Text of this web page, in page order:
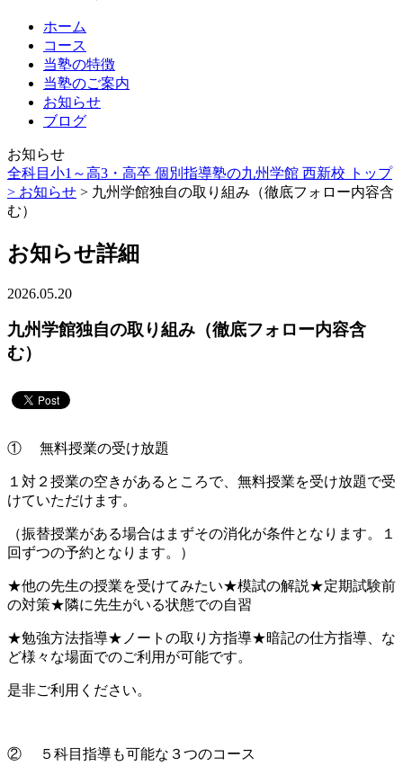
ホーム
コース
当塾の特徴
当塾のご案内
お知らせ
ブログ
お知らせ
全科目小1～高3・高卒 個別指導塾の九州学館 西新校 トップ
> お知らせ > 九州学館独自の取り組み（徹底フォロー内容含
む）
お知らせ詳細
2026.05.20
九州学館独自の取り組み（徹底フォロー内容含
む）
① 無料授業の受け放題
１対２授業の空きがあるところで、無料授業を受け放題で受
けていただけます。
（振替授業がある場合はまずその消化が条件となります。１
回ずつの予約となります。）
★他の先生の授業を受けてみたい★模試の解説★定期試験前
の対策★隣に先生がいる状態での自習
★勉強方法指導★ノートの取り方指導★暗記の仕方指導、な
ど様々な場面でのご利用が可能です。
是非ご利用ください。
② ５科目指導も可能な３つのコース